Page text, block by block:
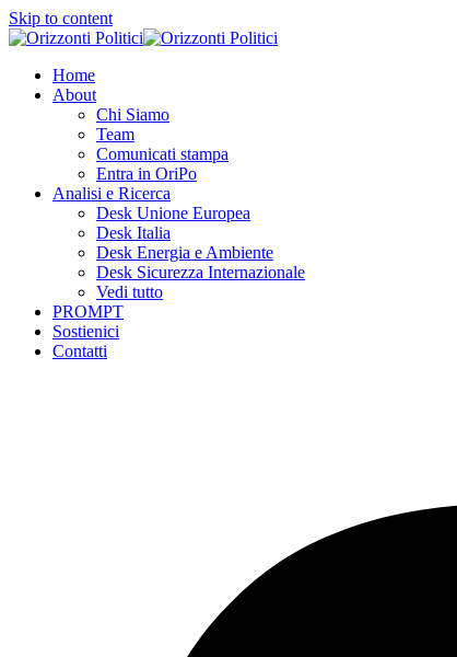
Skip to content
Home
About
Chi Siamo
Team
Comunicati stampa
Entra in OriPo
Analisi e Ricerca
Desk Unione Europea
Desk Italia
Desk Energia e Ambiente
Desk Sicurezza Internazionale
Vedi tutto
PROMPT
Sostienici
Contatti